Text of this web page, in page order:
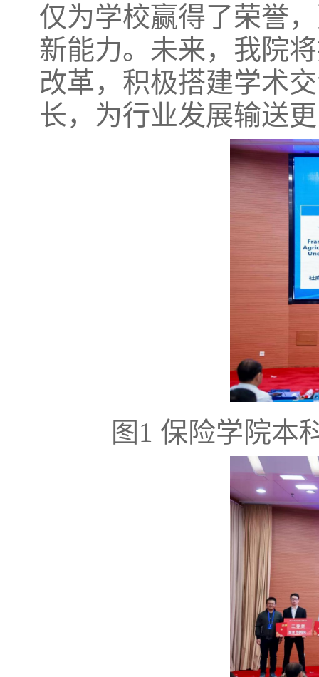
仅为学校赢得了荣誉
新能力。未来，我院
改革，积极搭建学术
长，为行业发展输送
图1 保险学院本